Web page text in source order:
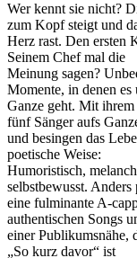
Wer kennt sie nicht?
zum Kopf steigt und
Herz rast. Den ersten
Seinem Chef mal die
Meinung sagen?
Momente, in denen es
Ganze geht. Mit
fünf Sänger aufs
und besingen das
poetische Weise:
Humoristisch,
selbstbewusst. Anders
eine fulminante A-
authentischen Songs
einer Publikumsnähe,
„So kurz davor“ ist